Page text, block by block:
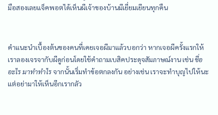
มือสองเลยแจ็คพอตได้เห็นผีเจ้าของบ้านมีเยี่ยมเยียนทุกคืน
คำแนะนำเบื้องต้นของคนที่เคยเจอผีมาแล้วบอกว่า หากเจอผีครั้งแรกให้
เราลองเจรจากับผีดูก่อนโดยใช้คำถามเบสิคประดุจสัมภาษณ์งาน เช่นชื่อ
อะไร มาทำทำไร จากนั้นเริ่มทำข้อตกลงกัน อย่างเช่น เราจะทำบุญไปให้นะ
แต่อย่ามาให้เห็นอีกเรากลัว